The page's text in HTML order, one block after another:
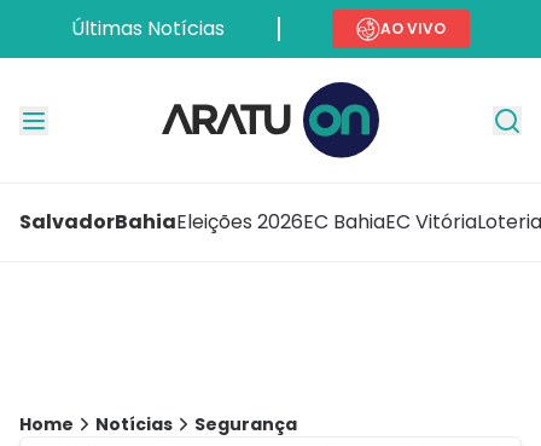
Últimas Notícias AO VIVO
SalvadorBahiaEleições 2026EC BahiaEC Vitória
Home Notícias Segurança